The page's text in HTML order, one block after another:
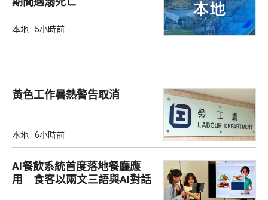
本地 5小時前
黃色工作暑熱警告取消
本地 6小時前
AI餐飲系統首度落地餐廳應
用 食客以兩文三語與AI對話